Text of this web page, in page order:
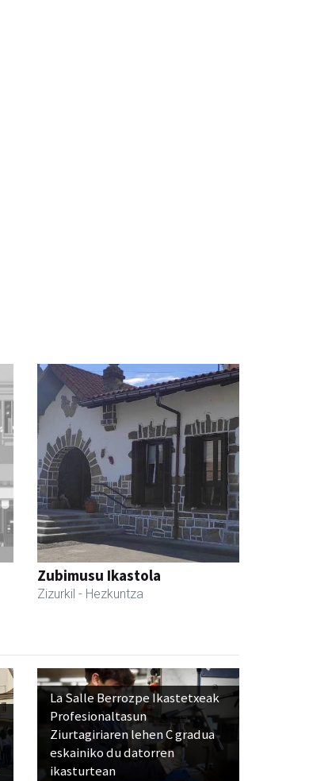
Zubimusu Ikastola
Zizurkil - Hezkuntza
La Salle Berrozpe Ikastetxeak
Profesionaltasun
Ziurtagiriaren lehen C gradua
eskainiko du datorren
ikasturtean